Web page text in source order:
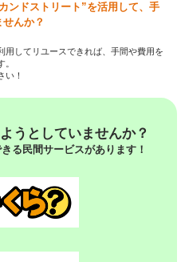
ンドストリート”を活用して、手
んか？
用してリユースできれば、手間や費用を
い！
うとしていませんか？
る民間サービスがあります！